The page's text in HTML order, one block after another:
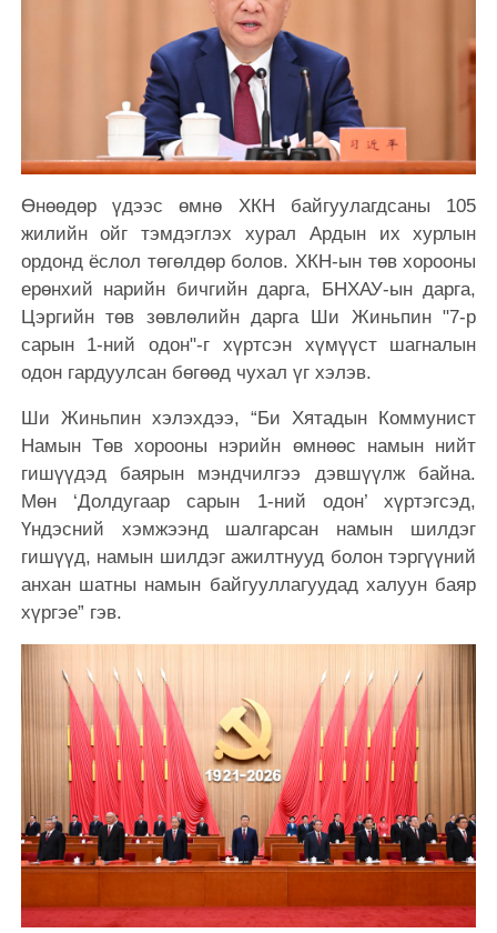
Өнөөдөр үдээс өмнө ХКН байгуулагдсаны 105
жилийн ойг тэмдэглэх хурал Ардын их хурлын
ордонд ёслол төгөлдөр болов. ХКН-ын төв хорооны
ерөнхий нарийн бичгийн дарга, БНХАУ-ын дарга,
Цэргийн төв зөвлөлийн дарга Ши Жиньпин "7-р
сарын 1-ний одон"-г хүртсэн хүмүүст шагналын
одон гардуулсан бөгөөд чухал үг хэлэв.
Ши Жиньпин хэлэхдээ, “Би Хятадын Коммунист
Намын Төв хорооны нэрийн өмнөөс намын нийт
гишүүдэд баярын мэндчилгээ дэвшүүлж байна.
Мөн ‘Долдугаар сарын 1-ний одон’ хүртэгсэд,
Үндэсний хэмжээнд шалгарсан намын шилдэг
гишүүд, намын шилдэг ажилтнууд болон тэргүүний
анхан шатны намын байгууллагуудад халуун баяр
хүргэе” гэв.